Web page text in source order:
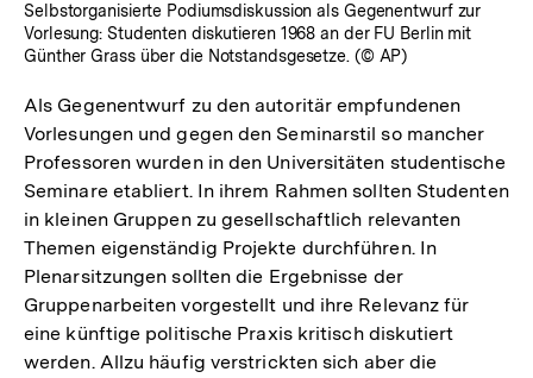
Selbstorganisierte Podiumsdiskussion als Gegenentwurf zur
Vorlesung: Studenten diskutieren 1968 an der FU Berlin mit
Günther Grass über die Notstandsgesetze. (© AP)
Als Gegenentwurf zu den autoritär empfundenen
Vorlesungen und gegen den Seminarstil so mancher
Professoren wurden in den Universitäten studentische
Seminare etabliert. In ihrem Rahmen sollten Studenten
in kleinen Gruppen zu gesellschaftlich relevanten
Themen eigenständig Projekte durchführen. In
Plenarsitzungen sollten die Ergebnisse der
Gruppenarbeiten vorgestellt und ihre Relevanz für
eine künftige politische Praxis kritisch diskutiert
werden. Allzu häufig verstrickten sich aber die